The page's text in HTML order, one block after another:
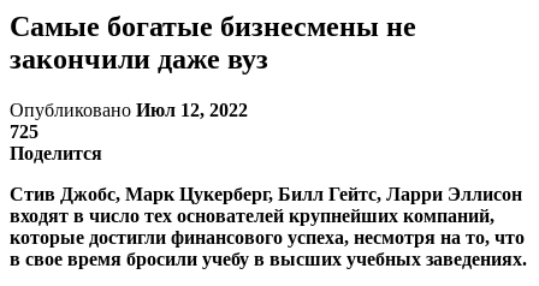
Самые богатые бизнесмены не
закончили даже вуз
Опубликовано Июл 12, 2022
725
Поделится
Стив Джобс, Марк Цукерберг, Билл Гейтс, Ларри Эллисон
входят в число тех основателей крупнейших компаний,
которые достигли финансового успеха, несмотря на то, что
в свое время бросили учебу в высших учебных заведениях.